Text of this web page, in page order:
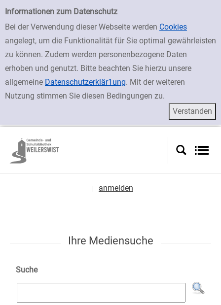
Einfache Suche
Informationen zum Datenschutz
Bei der Verwendung dieser Webseite werden Cookies
angelegt, um die Funktionalität für Sie optimal gewährleisten
zu können. Zudem werden personenbezogene Daten
erhoben und genutzt. Bitte beachten Sie hierzu unsere
allgemeine Datenschutzerklär1ung. Mit der weiteren
Nutzung stimmen Sie diesen Bedingungen zu.
zur Navigation springen
zum Inhalt springen
Zur Detailanzeige springen
anmelden
Ihre Mediensuche
Suche